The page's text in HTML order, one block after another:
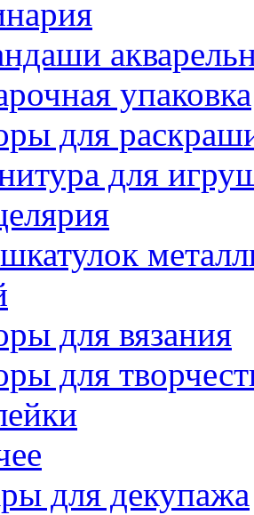
упаковка
для
для
для вязания
для
для декупажа